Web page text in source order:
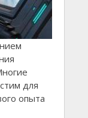
для
опыта